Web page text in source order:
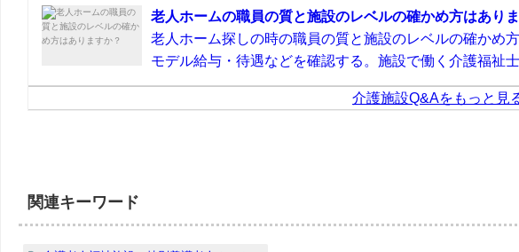
老人ホームの職員の質と施設のレベルの確かめ方はあり
老人ホーム探しの時の職員の質と施設のレベルの確かめ
モデル給与・待遇などを確認する。施設で働く介護福祉
介護施設Q&Aをもっと見
関連キーワード